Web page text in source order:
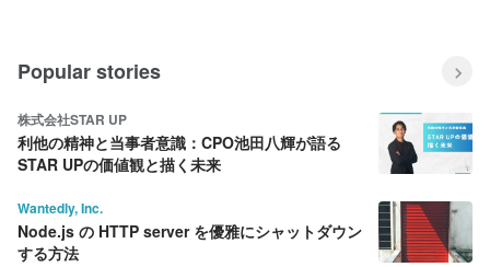
Popular stories
株式会社STAR UP
利他の精神と当事者意識：CPO池田八輝が語る
STAR UPの価値観と描く未来
Wantedly, Inc.
Node.js の HTTP server を優雅にシャットダウン
する方法